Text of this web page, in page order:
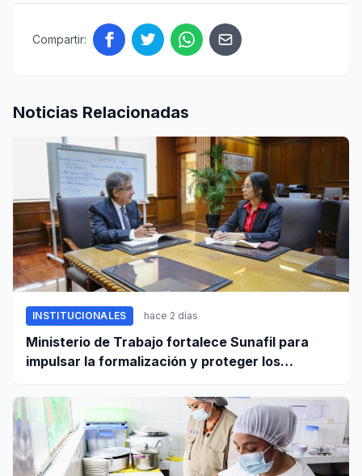
Compartir:
Noticias Relacionadas
INSTITUCIONALES hace 2 días
Ministerio de Trabajo fortalece Sunafil para
impulsar la formalización y proteger los